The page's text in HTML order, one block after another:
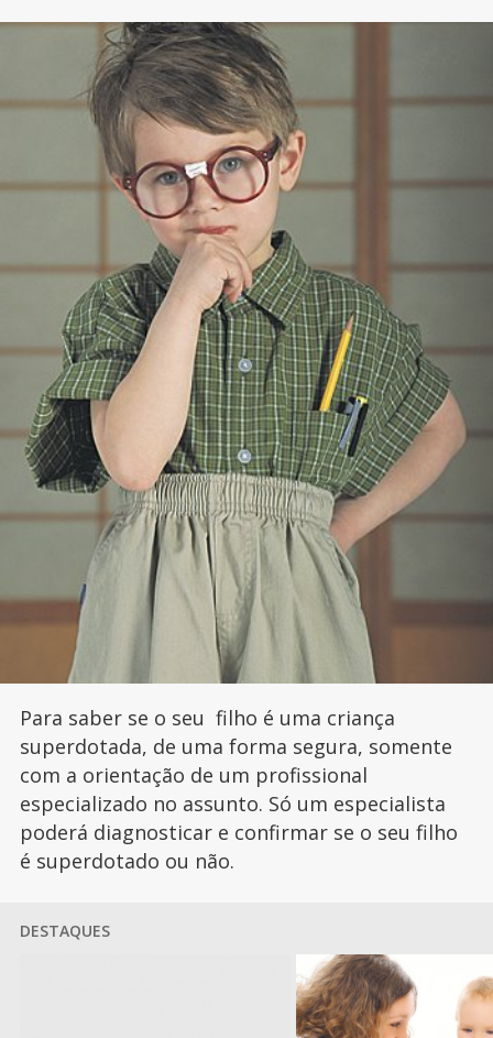
Para saber se o seu filho é uma criança
superdotada, de uma forma segura, somente
com a orientação de um profissional
especializado no assunto. Só um especialista
poderá diagnosticar e confirmar se o seu filho
é superdotado ou não.
DESTAQUES